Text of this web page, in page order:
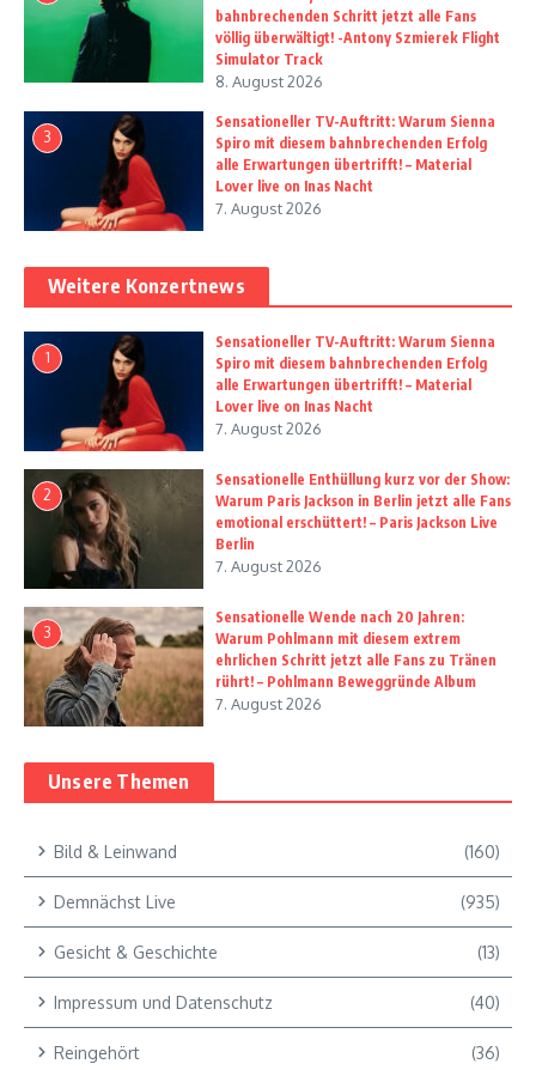
bahnbrechenden Schritt jetzt alle Fans
völlig überwältigt! -Antony Szmierek Flight
Simulator Track
8. August 2026
3
Sensationeller TV-Auftritt: Warum Sienna
Spiro mit diesem bahnbrechenden Erfolg
alle Erwartungen übertrifft! – Material
Lover live on Inas Nacht
7. August 2026
Weitere Konzertnews
1
Sensationeller TV-Auftritt: Warum Sienna
Spiro mit diesem bahnbrechenden Erfolg
alle Erwartungen übertrifft! – Material
Lover live on Inas Nacht
7. August 2026
2
Sensationelle Enthüllung kurz vor der Show:
Warum Paris Jackson in Berlin jetzt alle Fans
emotional erschüttert! – Paris Jackson Live
Berlin
7. August 2026
3
Sensationelle Wende nach 20 Jahren:
Warum Pohlmann mit diesem extrem
ehrlichen Schritt jetzt alle Fans zu Tränen
rührt! – Pohlmann Beweggründe Album
7. August 2026
Unsere Themen
Bild & Leinwand (160)
Demnächst Live (935)
Gesicht & Geschichte (13)
Impressum und Datenschutz (40)
Reingehört (36)